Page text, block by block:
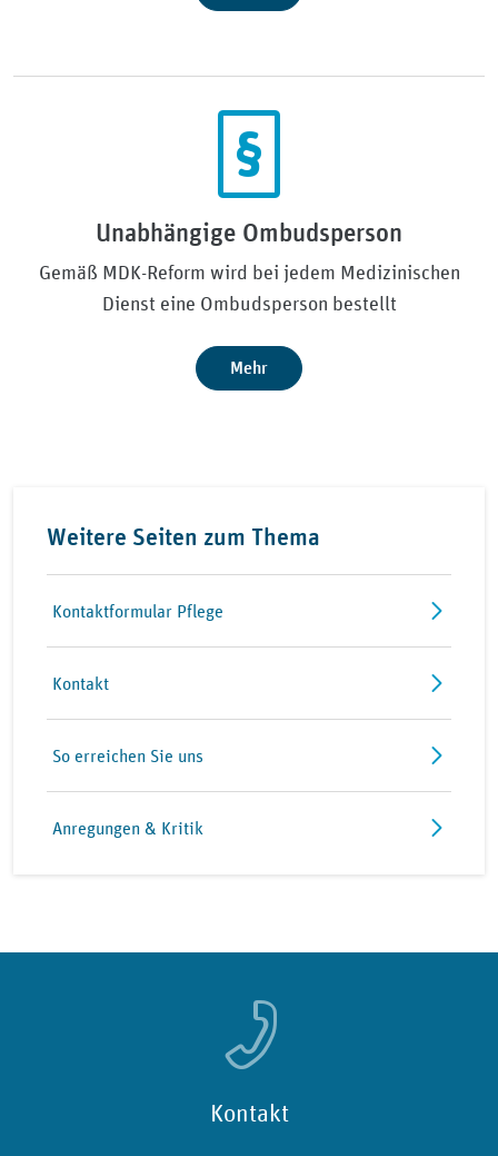
Unabhängige Ombudsperson
Gemäß MDK-Reform wird bei jedem Medizinischen
Dienst eine Ombudsperson bestellt
Mehr
Weitere Seiten zum Thema
Kontaktformular Pflege
Kontakt
So erreichen Sie uns
Anregungen & Kritik
Kontakt